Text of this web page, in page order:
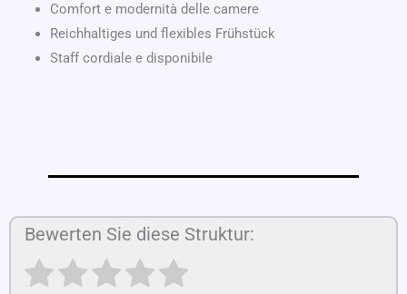
Comfort e modernità delle camere
Reichhaltiges und flexibles Frühstück
Staff cordiale e disponibile
Bewerten Sie diese Struktur: